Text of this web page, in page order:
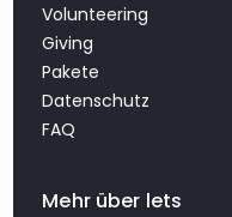
Volunteering
Giving
Pakete
Datenschutz
FAQ
Mehr über lets